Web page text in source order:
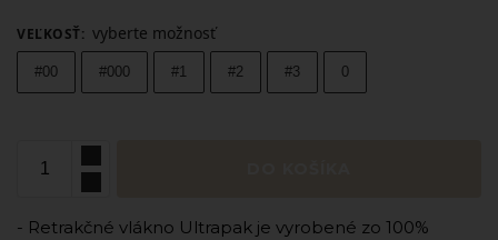
VEĽKOSŤ: vyberte možnosť
#00 #000 #1 #2 #3 0
- Retrakčné vlákno Ultrapak je vyrobené zo 100%